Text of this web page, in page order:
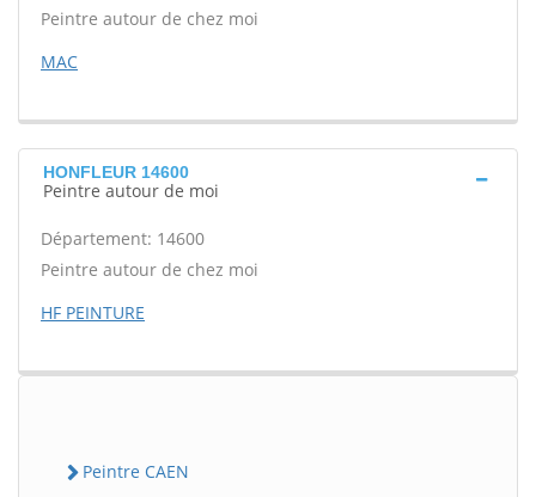
Peintre autour de chez moi
MAC
HONFLEUR 14600
Peintre autour de moi
Département: 14600
Peintre autour de chez moi
HF PEINTURE
Peintre CAEN